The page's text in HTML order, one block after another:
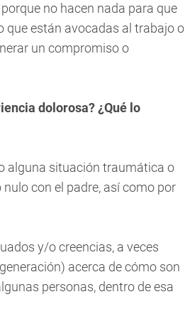
no hacen nada para que
que están avocadas al trabajo o
un compromiso o
dolorosa? ¿Qué lo
alguna situación traumática o
con el padre, así como por
y/o creencias, a veces
acerca de cómo son
personas, dentro de esa